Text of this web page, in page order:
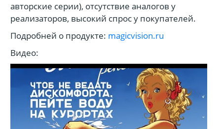
авторские серии), отсутствие аналогов у
реализаторов, высокий спрос у покупателей.
Подробней о продукте: magicvision.ru
Видео: